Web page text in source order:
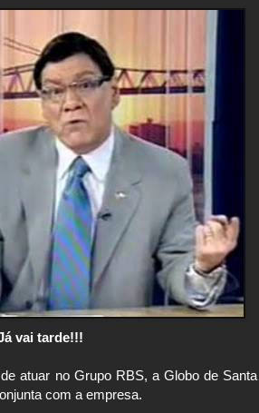
vai tarde!!!
atuar no Grupo RBS, a Globo de Santa
com a empresa.